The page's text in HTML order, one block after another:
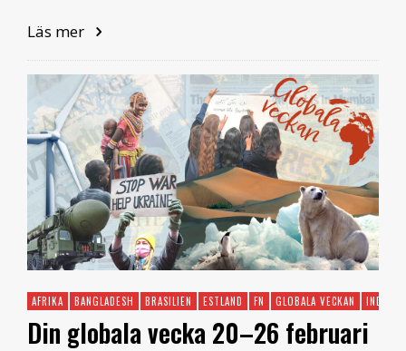
Läs mer
AFRIKA BANGLADESH BRASILIEN ESTLAND FN GLOBALA VECKAN INDIEN
Din globala vecka 20–26 februari